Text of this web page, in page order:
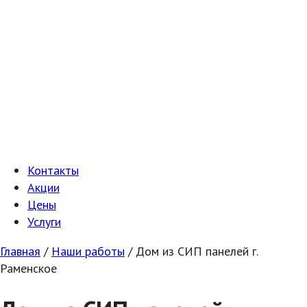
Контакты
Акции
Цены
Услуги
Главная / Наши работы / Дом из СИП панелей г.
Раменское